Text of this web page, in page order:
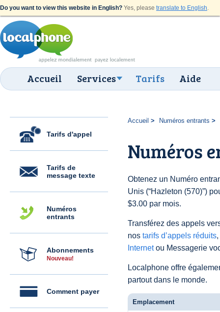
Do you want to view this website in English? Yes, please translate to English.
Accueil Services Tarifs Aide
Tarifs d'appel
Tarifs de
message texte
Numéros
entrants
Abonnements
Nouveau!
Comment payer
Accueil Numéros entrants
Numéros
Obtenez un Numéro
Unis (“Hazleton (570)”)
$3.00 par mois.
Transférez des appels
nos tarifs d’appels réduits
Internetou Messagerie
Localphone offre
partout dans le monde.
Emplacement